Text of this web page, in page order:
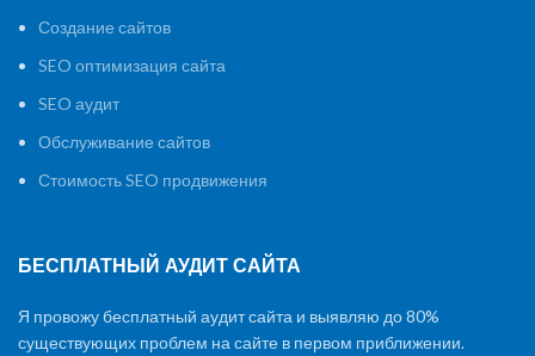
Создание сайтов
SEO оптимизация сайта
SEO аудит
Обслуживание сайтов
Стоимость SEO продвижения
БЕСПЛАТНЫЙ АУДИТ САЙТА
Я провожу бесплатный аудит сайта и выявляю до 80%
существующих проблем на сайте в первом приближении.